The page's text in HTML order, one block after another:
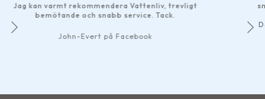
rekommendera Vattenliv, trevligt
och snabb service. Tack.
Evert på Facebook
smidiga
Det märks att de